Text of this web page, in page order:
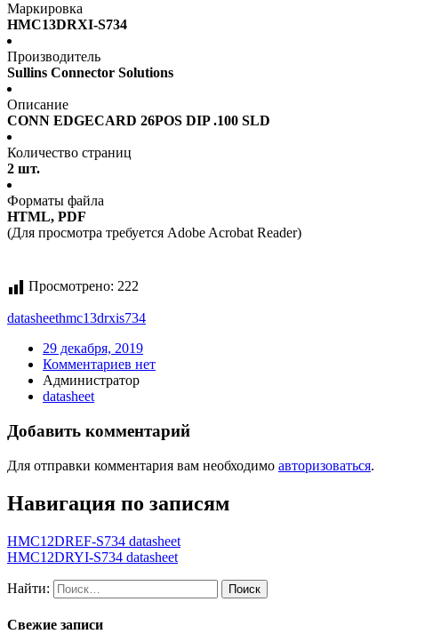
Маркировка
HMC13DRXI-S734
Производитель
Sullins Connector Solutions
Описание
CONN EDGECARD 26POS DIP .100 SLD
Количество страниц
2 шт.
Форматы файла
HTML, PDF
(Для просмотра требуется Adobe Acrobat Reader)
Просмотрено: 222
datasheethmc13drxis734
29 декабря, 2019
Комментариев нет
Администратор
datasheet
Добавить комментарий
Для отправки комментария вам необходимо авторизоваться.
Навигация по записям
HMC12DREF-S734 datasheet
HMC12DRYI-S734 datasheet
Найти:
Свежие записи